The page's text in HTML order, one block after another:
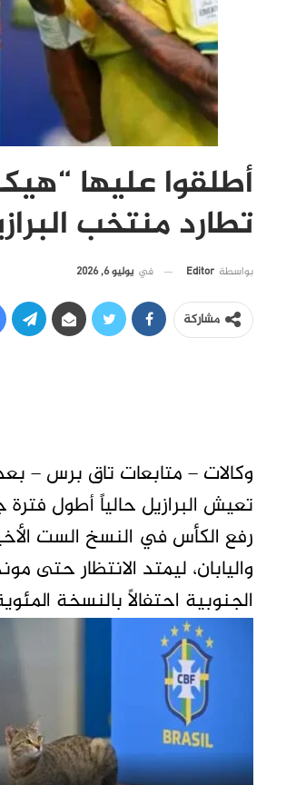
أطلقوا عليها
تطارد منتخب
بواسطة Editor في يوليو 6, 2026
مشاركة
تعيش البرازيل حالياً أطول
الجنوبية احتفالاً بالنسخة